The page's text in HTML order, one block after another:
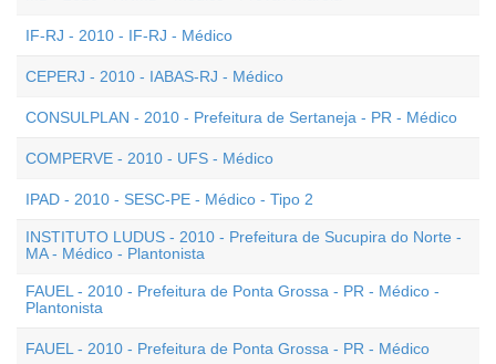
IF-RJ - 2010 - IF-RJ - Médico
CEPERJ - 2010 - IABAS-RJ - Médico
CONSULPLAN - 2010 - Prefeitura de Sertaneja - PR - Médico
COMPERVE - 2010 - UFS - Médico
IPAD - 2010 - SESC-PE - Médico - Tipo 2
INSTITUTO LUDUS - 2010 - Prefeitura de Sucupira do Norte -
MA - Médico - Plantonista
FAUEL - 2010 - Prefeitura de Ponta Grossa - PR - Médico -
Plantonista
FAUEL - 2010 - Prefeitura de Ponta Grossa - PR - Médico